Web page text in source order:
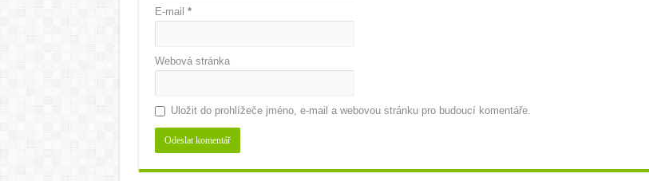
E-mail *
Webová stránka
Uložit do prohlížeče jméno, e-mail a webovou stránku pro budoucí komentáře.